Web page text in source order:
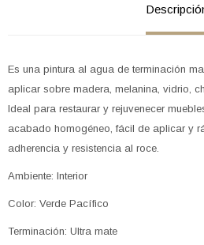
Es una pintura al agua de terminación
aplicar sobre madera, melanina, vidrio,
Ideal para restaurar y rejuvenecer
acabado homogéneo, fácil de aplicar y
adherencia y resistencia al roce.
Ambiente: Interior
Color: Verde Pacífico
Terminación: Ultra mate